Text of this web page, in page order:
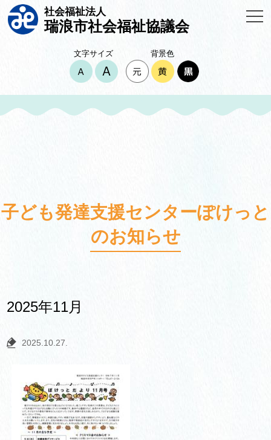
社会福祉法人
瑞浪市社会福祉協議会
文字サイズ 背景色
子ども発達支援センターぽけっと
のお知らせ
2025年11月
2025.10.27.